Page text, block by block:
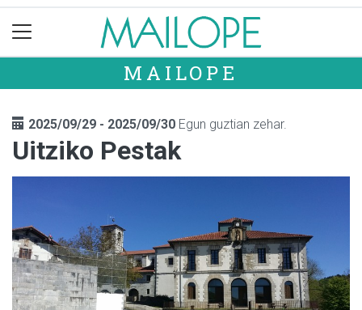
MAILOPE
2025/09/29 - 2025/09/30 Egun guztian zehar.
Uitziko Pestak